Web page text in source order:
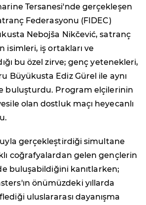
Tersanesi'nde gerçekleşen
Federasyonu (FIDEC)
Nebojša Nikčević, satranç
isimleri, iş ortakları ve
bu özel zirve; genç yetenekleri,
Büyükusta Ediz Gürel ile aynı
buluşturdu. Program elçilerinin
olan dostluk maçı heyecanlı
gerçekleştirdiği simultane
coğrafyalardan gelen gençlerin
buluşabildiğini kanıtlarken;
önümüzdeki yıllarda
uluslararası dayanışma